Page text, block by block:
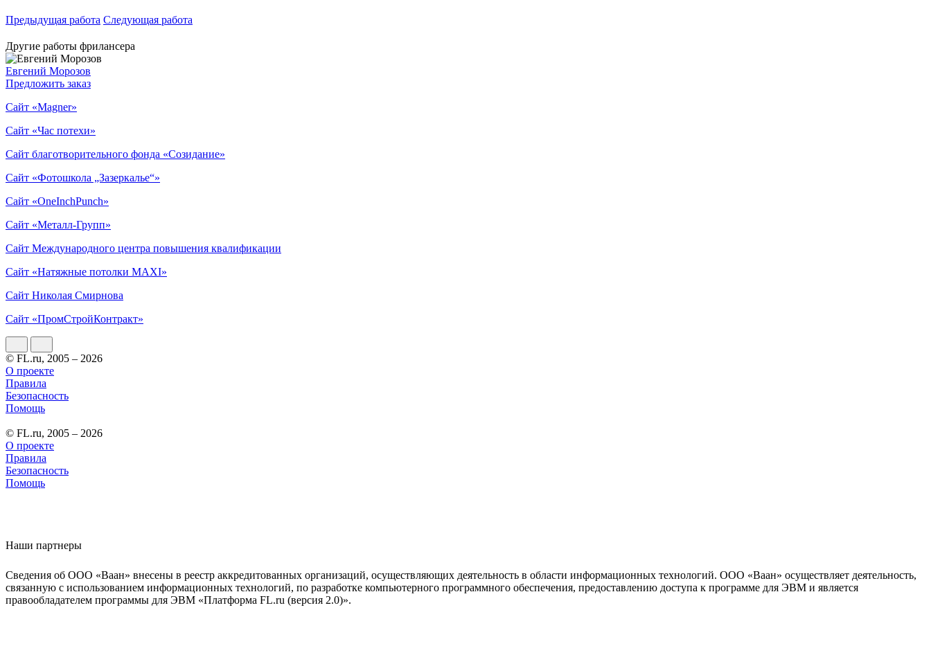
Предыдущая работа Следующая работа
Другие работы фрилансера
Евгений Морозов
Предложить заказ
Сайт «Magner»
Сайт «Час потехи»
Сайт благотворительного фонда «Созидание»
Сайт «Фотошкола „Зазеркалье“»
Сайт «OneInchPunch»
Сайт «Металл-Групп»
Сайт Международного центра повышения квалификации
Сайт «Натяжные потолки MAXI»
Сайт Николая Смирнова
Сайт «ПромСтройКонтракт»
© FL.ru, 2005 – 2026
О проекте
Правила
Безопасность
Помощь
© FL.ru, 2005 – 2026
О проекте
Правила
Безопасность
Помощь
Наши партнеры
Сведения об ООО «Ваан» внесены в реестр аккредитованных организаций, осуществляющих деятельность в области информационных технологий. ООО «Ваан» осуществляет деятельность,
связанную с использованием информационных технологий, по разработке компьютерного программного обеспечения, предоставлению доступа к программе для ЭВМ и является
правообладателем программы для ЭВМ «Платформа FL.ru (версия 2.0)».